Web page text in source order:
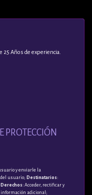
25 Años de experiencia.
PROTECCIÓN
y enviarle la
usuario; Destinatarios:
Derechos: Acceder, rectificar y
información adicional;